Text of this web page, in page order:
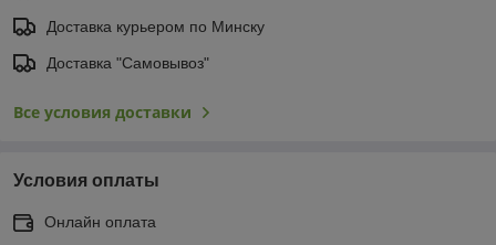
Доставка курьером по Минску
Доставка "Самовывоз"
Все условия доставки
Условия оплаты
Онлайн оплата